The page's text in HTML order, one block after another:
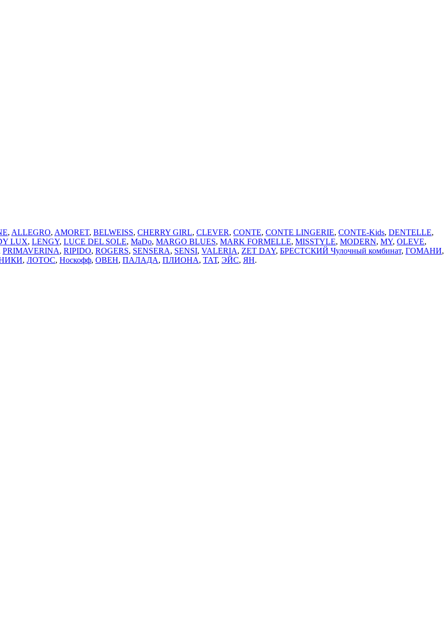
, ALLEGRO, AMORET, BELWEISS, CHERRY GIRL, CLEVER, CONTE, CONTE LINGERIE, CONTE-Kids, DENTELLE,
LUX, LENGY, LUCE DEL SOLE, MaDo, MARGO BLUES, MARK FORMELLE, MISSTYLE, MODERN, MY, OLEVE,
PRIMAVERINA, RIPIDO, ROGERS, SENSERA, SENSI, VALERIA, ZET DAY, БРЕСТСКИЙ Чулочный комбинат, ГОМАНИ,
, ЛОТОС, Носкофф, ОВЕН, ПАЛАДА, ПЛИОНА, ТАТ, ЭЙС, ЯН.